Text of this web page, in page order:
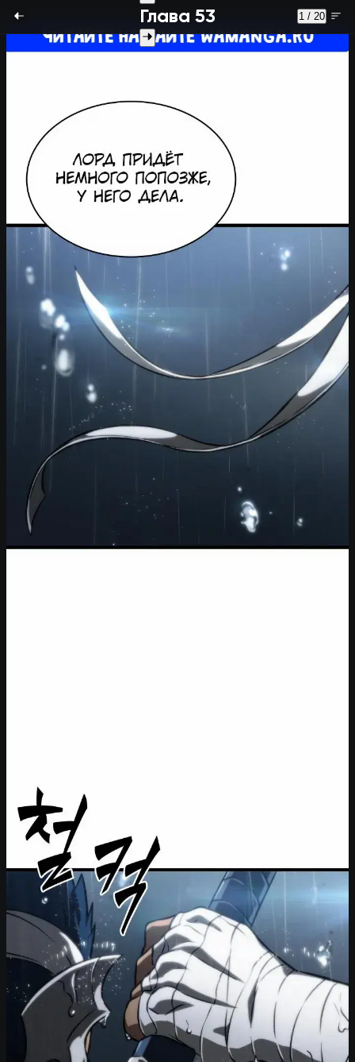
Глава 53 1 / 20